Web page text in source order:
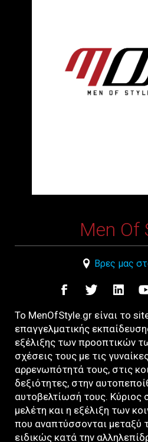
Men Of
Βρες μας
Το MenOfStyle.gr είναι το
επαγγελματικής
εξέλιξης των προοπτικών
σχέσεις τους με τις
αρρενωπότητά τους, στις
δεξιότητες, στην
αυτοβελτίωσή τους. Κύριος
μελέτη και η εξέλιξη των
που αναπτύσσονται μεταξύ
ειδικώς κατά την